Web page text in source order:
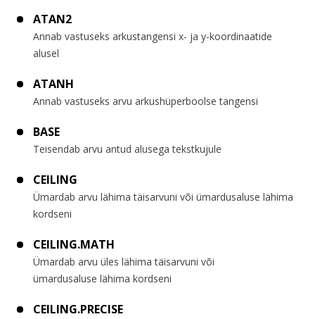
ATAN2
Annab vastuseks arkustangensi x- ja y-koordinaatide
alusel
ATANH
Annab vastuseks arvu arkushüperboolse tangensi
BASE
Teisendab arvu antud alusega tekstkujule
CEILING
Ümardab arvu lähima täisarvuni või ümardusaluse lähima
kordseni
CEILING.MATH
Ümardab arvu üles lähima täisarvuni või
ümardusaluse lähima kordseni
CEILING.PRECISE